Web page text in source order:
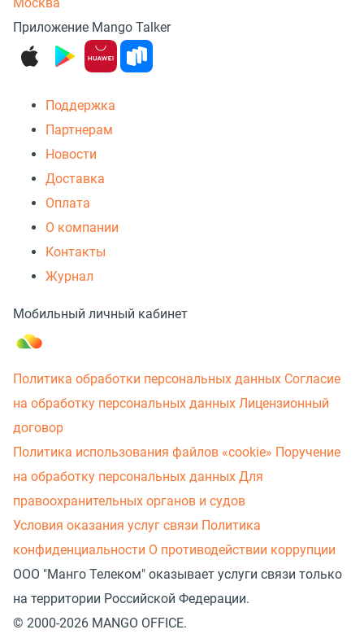
Москва
Приложение Mango Talker
Поддержка
Партнерам
Новости
Доставка
Оплата
О компании
Контакты
Журнал
Мобильный личный кабинет
Политика обработки персональных данных Согласие
на обработку персональных данных Лицензионный
договор
Политика использования файлов «cookie» Поручение
на обработку персональных данных Для
правоохранительных органов и судов
Условия оказания услуг связи Политика
конфиденциальности О противодействии коррупции
ООО "Манго Телеком" оказывает услуги связи только
на территории Российской Федерации.
© 2000-2026 MANGO OFFICE.